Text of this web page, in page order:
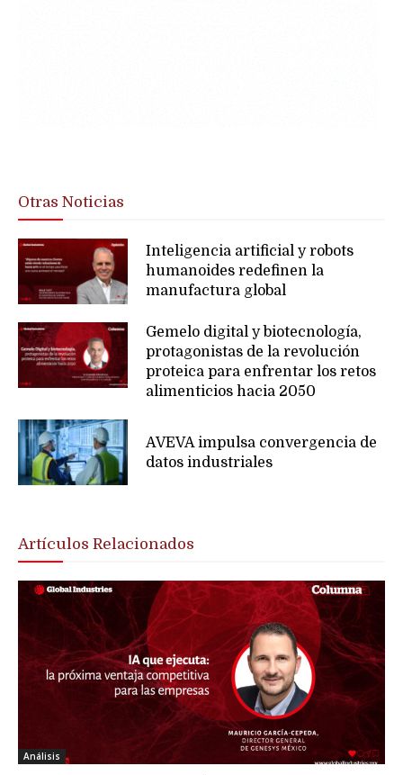
Otras Noticias
Inteligencia artificial y robots
humanoides redefinen la
manufactura global
Gemelo digital y biotecnología,
protagonistas de la revolución
proteica para enfrentar los retos
alimenticios hacia 2050
AVEVA impulsa convergencia de
datos industriales
Artículos Relacionados
Análisis